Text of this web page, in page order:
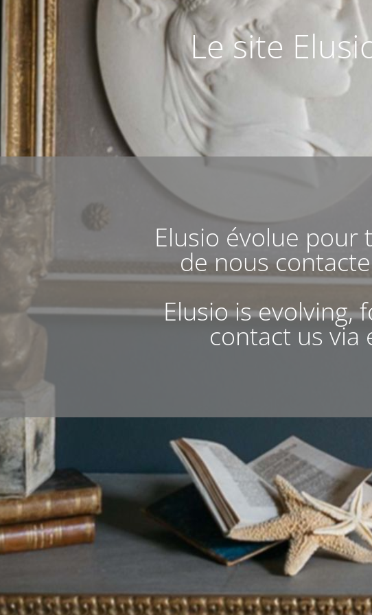
Le site
Elusio évolue pour
de nous
Elusio is evolving,
contact us via